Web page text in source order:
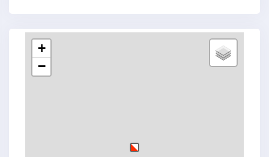
+
−